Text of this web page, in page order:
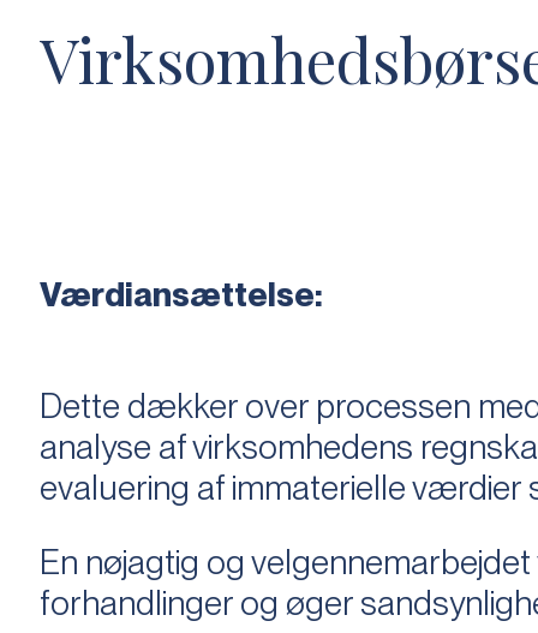
Værdiansættelse:
Dette dækker over processen
analyse af virksomhedens
evaluering af immaterielle
En nøjagtig og
forhandlinger og øger